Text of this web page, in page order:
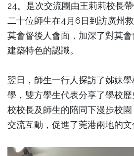
24。是次交流團由王莉莉校長
二十位師生在4月6日到訪廣州
莫會督後人會面，加深了對莫
建築特色的認識。
翌日，師生一行人探訪了姊妹
學，雙方學生代表分享了學校
校校長及師生的陪同下漫步校
交流互動，促進了莞港兩地的文